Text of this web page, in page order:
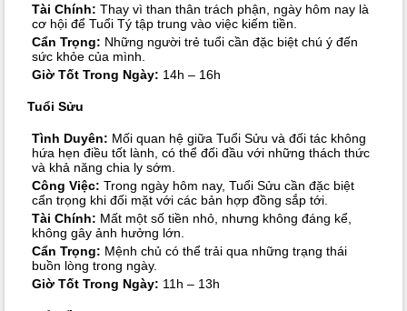
Tài Chính: Thay vì than thân trách phận, ngày hôm nay là
cơ hội để Tuổi Tý tập trung vào việc kiếm tiền.
Cẩn Trọng: Những người trẻ tuổi cần đặc biệt chú ý đến
sức khỏe của mình.
Giờ Tốt Trong Ngày: 14h – 16h
Tuổi Sửu
Tình Duyên: Mối quan hệ giữa Tuổi Sửu và đối tác không
hứa hẹn điều tốt lành, có thể đối đầu với những thách thức
và khả năng chia ly sớm.
Công Việc: Trong ngày hôm nay, Tuổi Sửu cần đặc biệt
cẩn trọng khi đối mặt với các bản hợp đồng sắp tới.
Tài Chính: Mất một số tiền nhỏ, nhưng không đáng kể,
không gây ảnh hưởng lớn.
Cẩn Trọng: Mệnh chủ có thể trải qua những trạng thái
buồn lòng trong ngày.
Giờ Tốt Trong Ngày: 11h – 13h